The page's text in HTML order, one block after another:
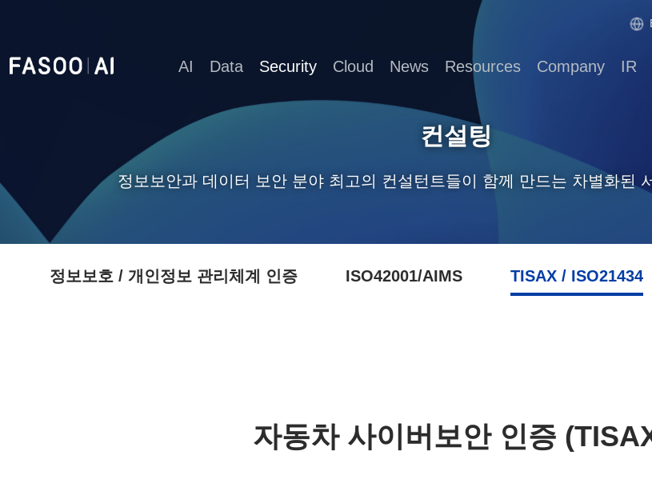
AI Data Security Cloud News Resources Company IR
컨설팅
정보보안과 데이터 보안 분야 최고의 컨설턴트들이 함께 만드는 차별화된
정보보호 / 개인정보 관리체계 인증 ISO42001/AIMS TISAX / ISO21434
자동차 사이버보안 인증